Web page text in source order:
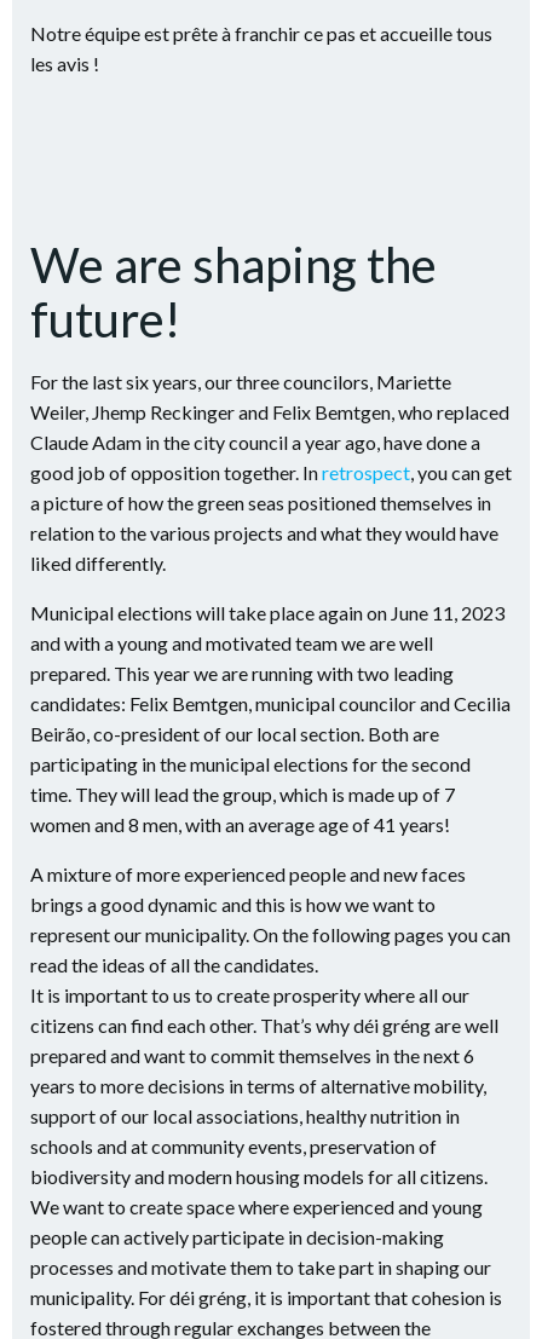
Notre équipe est prête à franchir ce pas et accueille tous
les avis !
For the last six years, our three councilors, Mariette
Weiler, Jhemp Reckinger and Felix Bemtgen, who replaced
Claude Adam in the city council a year ago, have done a
a picture of how the green seas positioned themselves in
relation to the various projects and what they would have
liked differently.
Municipal elections will take place again on June 11, 2023
and with a young and motivated team we are well
prepared. This year we are running with two leading
candidates: Felix Bemtgen, municipal councilor and Cecilia
Beirão, co-president of our local section. Both are
participating in the municipal elections for the second
time. They will lead the group, which is made up of 7
women and 8 men, with an average age of 41 years!
A mixture of more experienced people and new faces
brings a good dynamic and this is how we want to
represent our municipality. On the following pages you can
read the ideas of all the candidates.
It is important to us to create prosperity where all our
citizens can find each other. That’s why déi gréng are well
prepared and want to commit themselves in the next 6
years to more decisions in terms of alternative mobility,
support of our local associations, healthy nutrition in
schools and at community events, preservation of
biodiversity and modern housing models for all citizens.
We want to create space where experienced and young
people can actively participate in decision-making
processes and motivate them to take part in shaping our
municipality. For déi gréng, it is important that cohesion is
fostered through regular exchanges between the
municipal politicians and the residents.
Our team is ready to take this step and welcomes all
opinions!